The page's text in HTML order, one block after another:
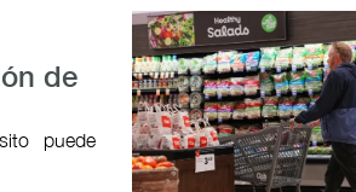
de
puede